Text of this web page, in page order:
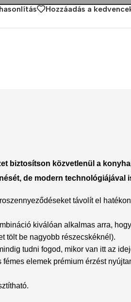
Hozzáadás a
biztosítson közvetlenül a
de modern technológiájával
távolít el
kiválóan alkalmas arra,
tölt be nagyobb részecskéknél).
tudni fogod, mikor van itt az
elemek prémium érzést